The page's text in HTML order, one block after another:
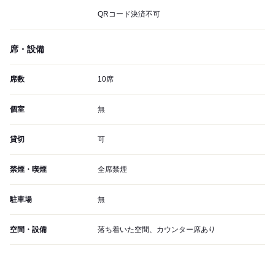
QRコード決済不可
席・設備
席数 10席
個室 無
貸切 可
禁煙・喫煙 全席禁煙
駐車場 無
空間・設備 落ち着いた空間、カウンター席あり